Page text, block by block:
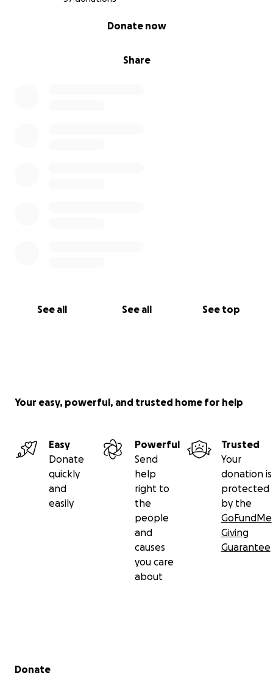
Share
Donate now
See all See all See top
Your easy, powerful, and trusted home for help
Easy
Donate
quickly
and
easily
Powerful
Send
help
right to
the
people
and
causes
you care
about
Trusted
Your
donation is
protected
by the
GoFundMe
Giving
Guarantee
Secondary menu
Donate